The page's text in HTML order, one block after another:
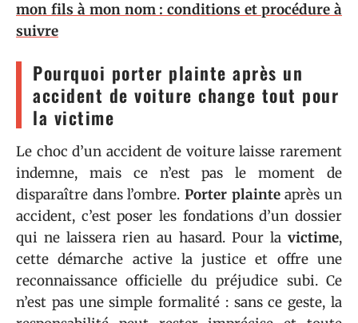
mon fils à mon nom : conditions et procédure à
suivre
Pourquoi porter plainte après un
accident de voiture change tout pour
la victime
Le choc d’un accident de voiture laisse rarement
indemne, mais ce n’est pas le moment de
disparaître dans l’ombre. Porter plainteaprès un
accident, c’est poser les fondations d’un dossier
qui ne laissera rien au hasard. Pour la victime,
cette démarche active la justice et offre une
reconnaissance officielle du préjudice subi. Ce
n’est pas une simple formalité : sans ce geste, la